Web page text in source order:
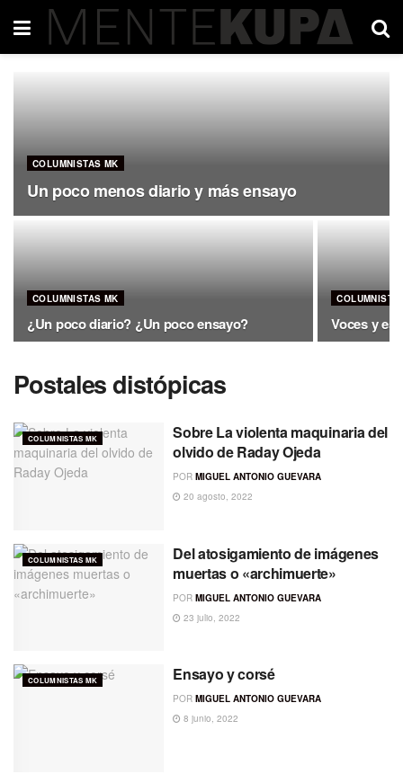
COLUMNISTAS MK
Un poco menos diario y más ensayo
COLUMNISTAS MK
¿Un poco diario? ¿Un poco ensayo? Voces y
Postales distópicas
COLUMNISTAS MK
Sobre La violenta maquinaria del
olvido de Raday Ojeda
POR MIGUEL ANTONIO GUEVARA
20 agosto, 2022
COLUMNISTAS MK
Del atosigamiento de imágenes
muertas o «archimuerte»
POR MIGUEL ANTONIO GUEVARA
23 julio, 2022
COLUMNISTAS MK Ensayo y corsé
POR MIGUEL ANTONIO GUEVARA
8 junio, 2022